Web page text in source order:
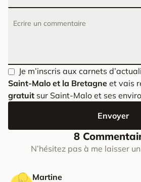
Je m’inscris aux carnets
Saint-Malo et la Bretagne et vais
gratuit sur Saint-Malo et ses
Envoyer
8
N’hésitez pas à me laisser
Martine